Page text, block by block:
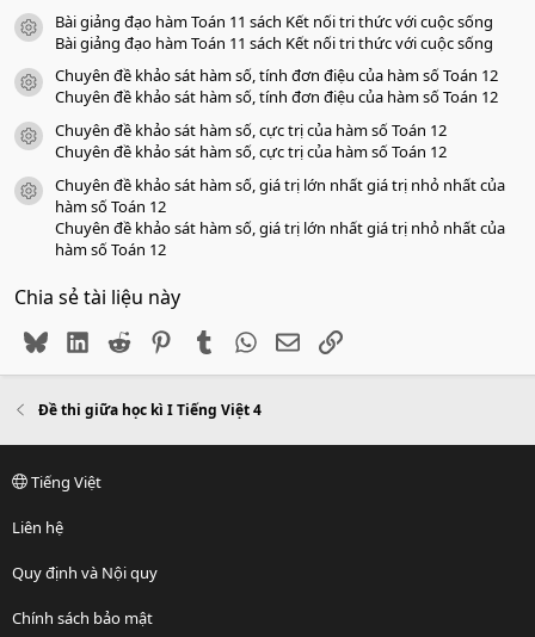
icon tài liệu
Bài giảng đạo hàm Toán 11 sách Kết nối tri thức với cuộc sống
Bài giảng đạo hàm Toán 11 sách Kết nối tri thức với cuộc sống
icon tài liệu
Chuyên đề khảo sát hàm số, tính đơn điệu của hàm số Toán 12
Chuyên đề khảo sát hàm số, tính đơn điệu của hàm số Toán 12
icon tài liệu
Chuyên đề khảo sát hàm số, cực trị của hàm số Toán 12
Chuyên đề khảo sát hàm số, cực trị của hàm số Toán 12
icon tài liệu
Chuyên đề khảo sát hàm số, giá trị lớn nhất giá trị nhỏ nhất của
hàm số Toán 12
Chuyên đề khảo sát hàm số, giá trị lớn nhất giá trị nhỏ nhất của
hàm số Toán 12
Chia sẻ tài liệu này
BlueskyLinkedIn
Reddit PinterestTumblr WhatsApp
EmailLink
Đề thi giữa học kì I Tiếng Việt 4
Tiếng Việt
Liên hệ
Quy định và Nội quy
Chính sách bảo mật